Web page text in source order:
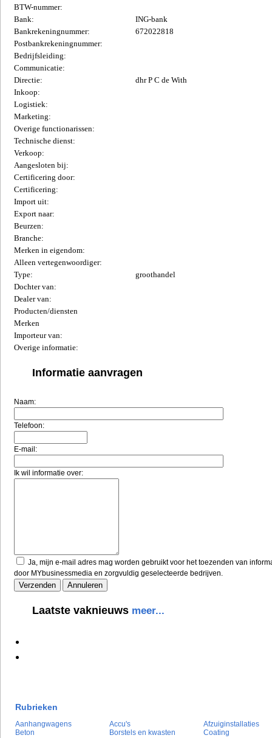
BTW-nummer:
Bank:
ING-bank
Bankrekeningnummer:
672022818
Postbankrekeningnummer:
Bedrijfsleiding:
Communicatie:
Directie:
dhr P C de With
Inkoop:
Logistiek:
Marketing:
Overige functionarissen:
Technische dienst:
Verkoop:
Aangesloten bij:
Certificering door:
Certificering:
Import uit:
Export naar:
Beurzen:
Branche:
Merken in eigendom:
Alleen vertegenwoordiger:
Type:
groothandel
Dochter van:
Dealer van:
Producten/diensten
Merken
Importeur van:
Overige informatie:
Informatie aanvragen
Naam:
Telefoon:
E-mail:
Ik wil informatie over:
Ja, mijn e-mail adres mag worden gebruikt voor het toezenden van
door MYbusinessmedia en zorgvuldig geselecteerde bedrijven.
Laatste vaknieuws meer...
Rubrieken
Aanhangwagens Accu's
Afzuiginstallaties
Beton
Borstels en kwasten
Coating